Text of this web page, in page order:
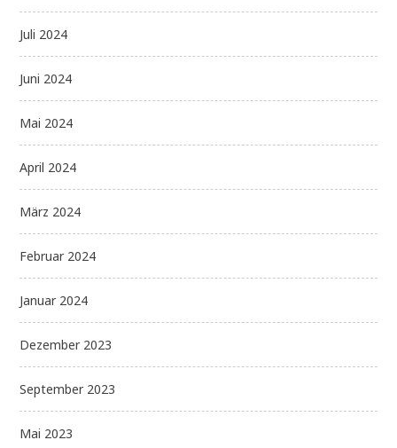
Juli 2024
Juni 2024
Mai 2024
April 2024
März 2024
Februar 2024
Januar 2024
Dezember 2023
September 2023
Mai 2023